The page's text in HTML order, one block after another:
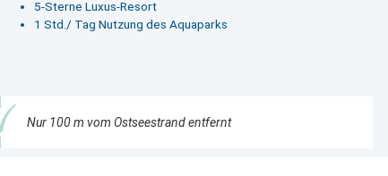
5-Sterne Luxus-Resort
1 Std./ Tag Nutzung des Aquaparks
Nur 100 m vom Ostseestrand entfernt